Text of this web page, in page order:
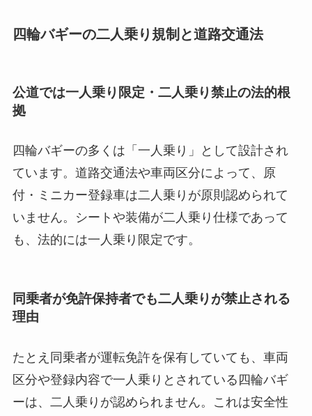
四輪バギーの二人乗り規制と道路交通法
公道では一人乗り限定・二人乗り禁止の法的根
拠
四輪バギーの多くは「一人乗り」として設計され
ています。道路交通法や車両区分によって、原
付・ミニカー登録車は二人乗りが原則認められて
いません。シートや装備が二人乗り仕様であって
も、法的には一人乗り限定です。
同乗者が免許保持者でも二人乗りが禁止される
理由
たとえ同乗者が運転免許を保有していても、車両
区分や登録内容で一人乗りとされている四輪バギ
ーは、二人乗りが認められません。これは安全性